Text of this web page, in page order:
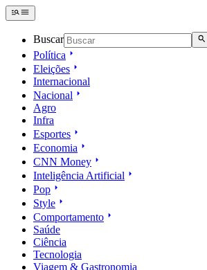
Buscar
Política
Eleições
Internacional
Nacional
Agro
Infra
Esportes
Economia
CNN Money
Inteligência Artificial
Pop
Style
Comportamento
Saúde
Ciência
Tecnologia
Viagem & Gastronomia